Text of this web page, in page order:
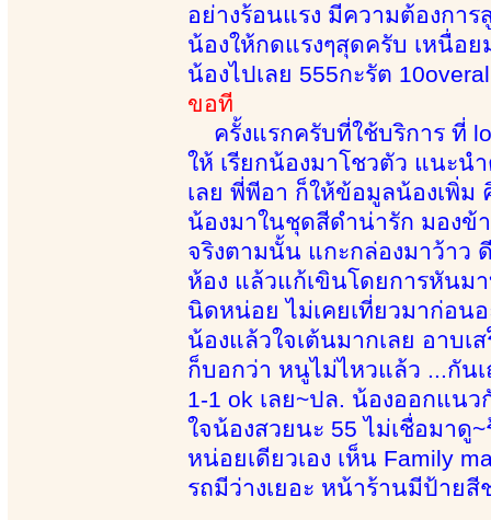
อย่างร้อนแรง มีความต้องกา
น้องให้กดแรงๆสุดครับ เหนื่อ
น้องไปเลย 555กะรัต
ขอที
ครั้งแรกครับที่ใช้บริการ ที่
ให้ เรียกน้องมาโชวตัว แนะ
เลย พี่พีอา ก็ให้ข้อมูลน้องเพิ่
น้องมาในชุดสีดำน่ารัก มองข้
จริงตามนั้น แกะกล่องมาว้าว
ห้อง แล้วแก้เขินโดยการหันม
นิดหน่อย ไม่เคยเที่ยวมาก่อน
น้องแล้วใจเต้นมากเลย อา
ก็บอกว่า หนูไม่ไหวแล้ว ...กัน
1-1 ok เลย~ปล. น้องออกแนว
ใจน้องสวยนะ 55 ไม่เชื่อมาดู
หน่อยเดียวเอง เห็น Family
รถมีว่างเยอะ หน้าร้านมีป้ายสี